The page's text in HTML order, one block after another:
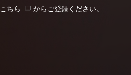
こちら からご登録ください。